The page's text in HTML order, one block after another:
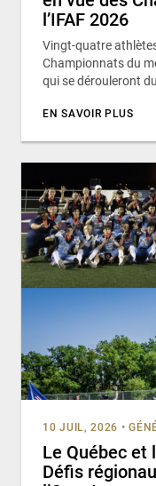
l’IFAF 2026
Vingt-quatre
Championnats du
qui se dérouleront
EN SAVOIR PLUS
10 JUIL, 2026 •
Le Québec et
Défis